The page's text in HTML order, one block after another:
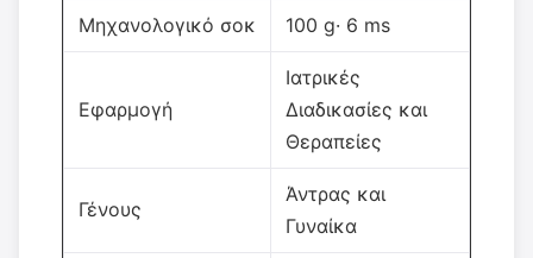
Μηχανολογικό σοκ 100 g· 6 ms
Εφαρμογή
Ιατρικές
Διαδικασίες και
Θεραπείες
Γένους
Άντρας και
Γυναίκα